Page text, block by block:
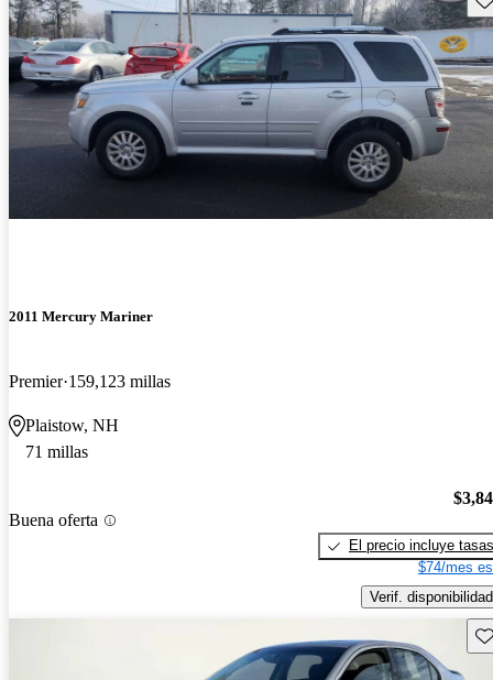
2011 Mercury Mariner
Premier 159,123 millas
Plaistow, NH
71 millas
Buena oferta
El precio incluye tasas
$74/mes
Verif. disponibilidad